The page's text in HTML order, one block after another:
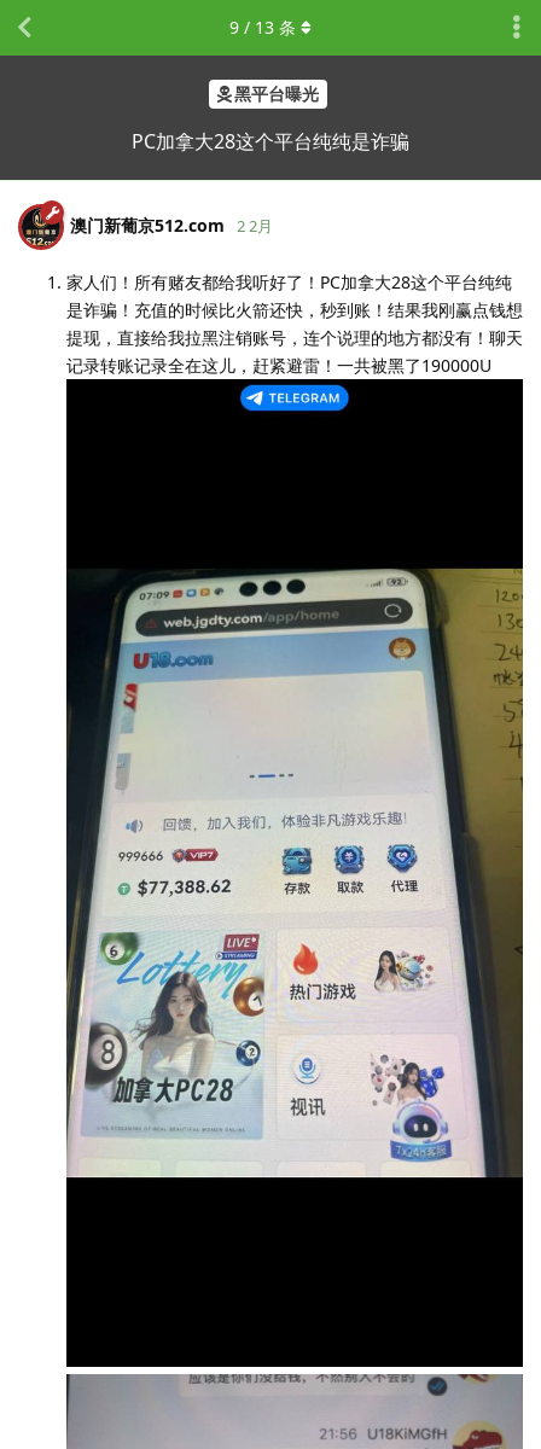
黑平台曝光
PC加拿大28这个平台纯纯是诈骗
9 / 13 条
澳门新葡京512.​com 2 2月
家人们！所有赌友都给我听好了！PC加拿大28这个平台纯纯
是诈骗！充值的时候比火箭还快，秒到账！结果我刚赢点钱想
提现，直接给我拉黑注销账号，连个说理的地方都没有！聊天
记录转账记录全在这儿，赶紧避雷！一共被黑了190000U